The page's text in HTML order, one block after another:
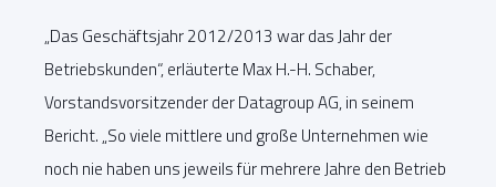
„Das Geschäftsjahr 2012/2013 war das Jahr der
Betriebskunden“, erläuterte Max H.-H. Schaber,
Vorstandsvorsitzender der Datagroup AG, in seinem
Bericht. „So viele mittlere und große Unternehmen wie
noch nie haben uns jeweils für mehrere Jahre den Betrieb